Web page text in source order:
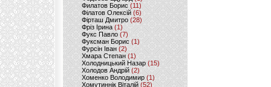
Филатов Борис (11)
Філатов Олексій (6)
Фірташ Дмитро (28)
Фріз Ірина (1)
Фукс Павло (7)
Фуксман Борис (1)
Фурсін Іван (2)
Хмара Степан(1)
Холодницький Назар(15)
Холодов Андрій (2)
Хоменко Володимир (1)
Хомутиннік Віталій (52)